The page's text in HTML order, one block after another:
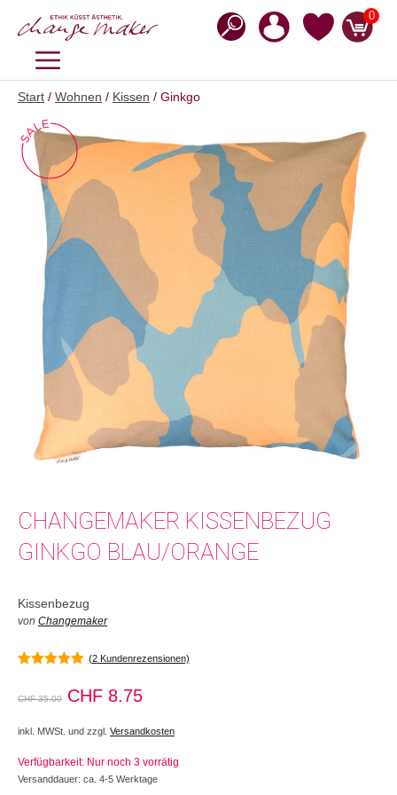
Inhalt
0
MENÜ
Start / Wohnen / Kissen / Ginkgo
CHANGEMAKER KISSENBEZUG
GINKGO BLAU/ORANGE
Kissenbezug
von Changemaker
(2Kundenrezensionen)
CHF35.00
Ursprünglicher
CHF 35.00
CHF 8.75Aktueller
CHF 8.75.
inkl. MWSt. und zzgl. Versandkosten
Verfügbarkeit: Nur noch 3 vorrätig
Versanddauer: ca. 4-5 Werktage